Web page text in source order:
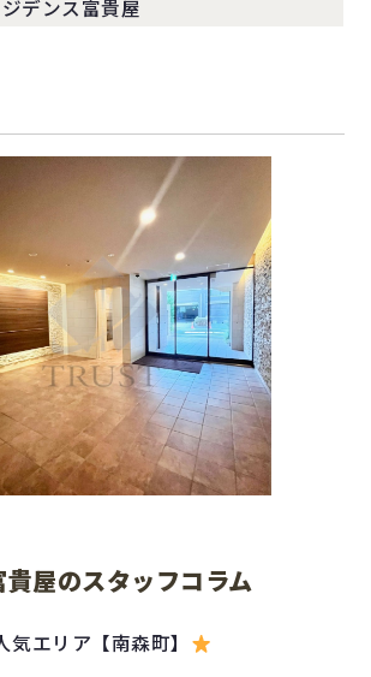
ジデンス富貴屋
屋のスタッフコラム
気エリア【南森町】